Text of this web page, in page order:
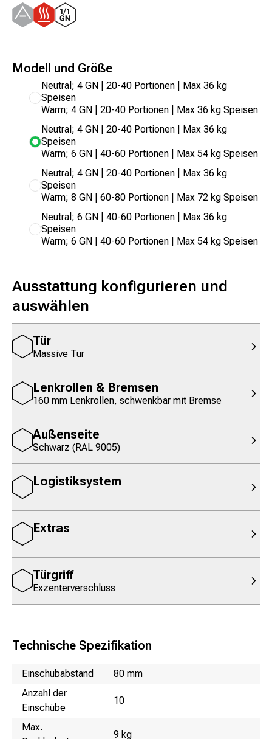
Modell und Größe
Neutral; 4 GN | 20-40 Portionen | Max 36 kg
Speisen
Warm; 4 GN | 20-40 Portionen | Max 36 kg Speisen
Neutral; 4 GN | 20-40 Portionen | Max 36 kg
Speisen
Warm; 6 GN | 40-60 Portionen | Max 54 kg Speisen
Neutral; 4 GN | 20-40 Portionen | Max 36 kg
Speisen
Warm; 8 GN | 60-80 Portionen | Max 72 kg Speisen
Neutral; 6 GN | 40-60 Portionen | Max 36 kg
Speisen
Warm; 6 GN | 40-60 Portionen | Max 54 kg Speisen
Ausstattung konfigurieren und
auswählen
Tür
Massive Tür
Lenkrollen & Bremsen
160 mm Lenkrollen, schwenkbar mit Bremse
Außenseite
Schwarz (RAL 9005)
Logistiksystem
Extras
Türgriff
Exzenterverschluss
Technische Spezifikation
NameWert
Einschubabstand
80 mm
Anzahl der
Einschübe
10
Max.
9 kg